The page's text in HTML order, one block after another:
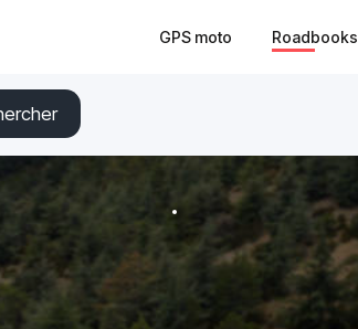
GPS moto Roadbooks